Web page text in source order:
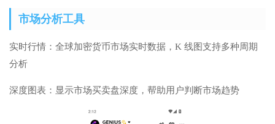
市场分析工具
实时行情：全球加密货币市场实时数据，K 线图支持多种周期
分析
深度图表：显示市场买卖盘深度，帮助用户判断市场趋势